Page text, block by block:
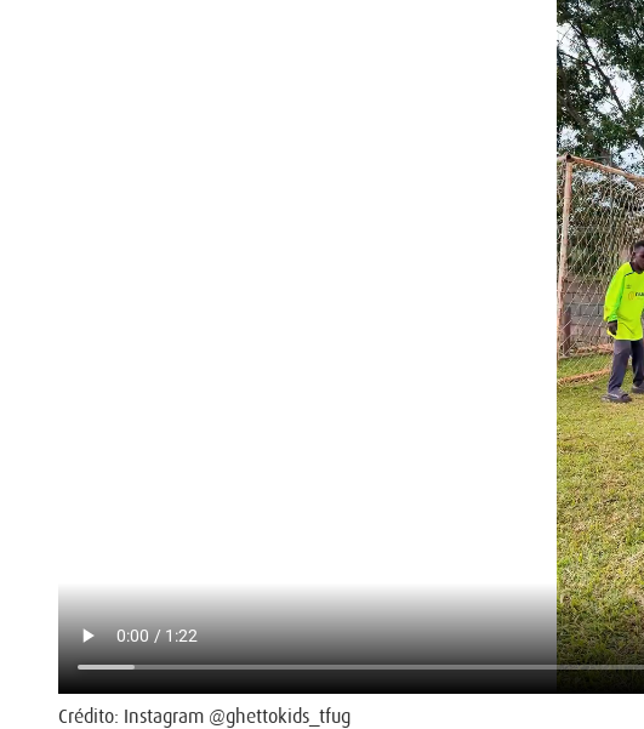
Crédito: Instagram @ghettokids_tfug